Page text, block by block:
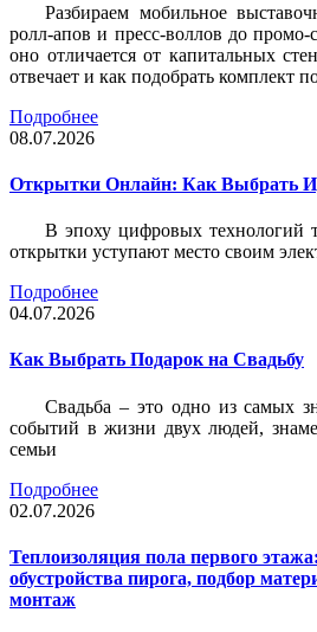
Разбираем мобильное
ролл-апов и пресс-воллов до
оно отличается от капитальных
отвечает и как подобрать комплект
Подробнее
08.07.2026
Открытки Онлайн: Как Выбрать
В эпоху цифровых технологий
открытки уступают место своим
Подробнее
04.07.2026
Как Выбрать Подарок на Свадьбу
Свадьба – это одно из самых
событий в жизни двух людей,
семьи
Подробнее
02.07.2026
Теплоизоляция пола первого
обустройства пирога, подбор
монтаж